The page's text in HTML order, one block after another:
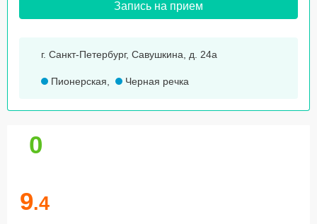
Запись на прием
г. Санкт-Петербург, Савушкина, д. 24а
Пионерская, Черная речка
0
9.4